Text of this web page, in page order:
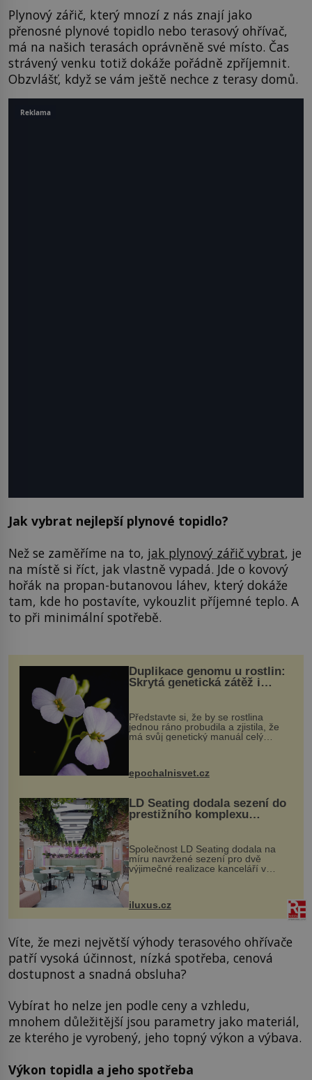
Plynový zářič, který mnozí z nás znají jako
přenosné plynové topidlo nebo terasový ohřívač,
má na našich terasách oprávněně své místo. Čas
strávený venku totiž dokáže pořádně zpříjemnit.
Obzvlášť, když se vám ještě nechce z terasy domů.
Jak vybrat nejlepší plynové topidlo?
Než se zaměříme na to, jak plynový zářič vybrat, je
na místě si říct, jak vlastně vypadá. Jde o kovový
hořák na propan-butanovou láhev, který dokáže
tam, kde ho postavíte, vykouzlit příjemné teplo. A
to při minimální spotřebě.
Duplikace genomu u rostlin:
Skrytá genetická zátěž i
Představte si, že by se rostlina
jednou ráno probudila a zjistila, že
má svůj genetický manuál celý
vstupenka...
epochalnisvet.cz
LD Seating dodala sezení do
prestižního komplexu
MediaCityUK v Salfordu
Společnost LD Seating dodala na
míru navržené sezení pro dvě
výjimečné realizace kanceláří v
areálu MediaCityUK v anglickém
budov Media...
iluxus.cz
Víte, že mezi největší výhody terasového ohřívače
patří vysoká účinnost, nízká spotřeba, cenová
dostupnost a snadná obsluha?
Vybírat ho nelze jen podle ceny a vzhledu,
mnohem důležitější jsou parametry jako materiál,
ze kterého je vyrobený, jeho topný výkon a výbava.
Výkon topidla a jeho spotřeba
Reklama